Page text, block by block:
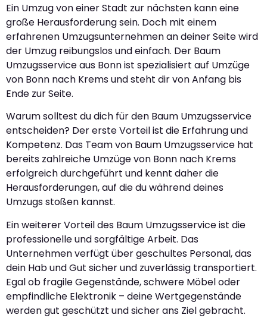
Ein Umzug von einer Stadt zur nächsten kann eine
große Herausforderung sein. Doch mit einem
erfahrenen Umzugsunternehmen an deiner Seite wird
der Umzug reibungslos und einfach. Der Baum
Umzugsservice aus Bonn ist spezialisiert auf Umzüge
von Bonn nach Krems und steht dir von Anfang bis
Ende zur Seite.
Warum solltest du dich für den Baum Umzugsservice
entscheiden? Der erste Vorteil ist die Erfahrung und
Kompetenz. Das Team von Baum Umzugsservice hat
bereits zahlreiche Umzüge von Bonn nach Krems
erfolgreich durchgeführt und kennt daher die
Herausforderungen, auf die du während deines
Umzugs stoßen kannst.
Ein weiterer Vorteil des Baum Umzugsservice ist die
professionelle und sorgfältige Arbeit. Das
Unternehmen verfügt über geschultes Personal, das
dein Hab und Gut sicher und zuverlässig transportiert.
Egal ob fragile Gegenstände, schwere Möbel oder
empfindliche Elektronik – deine Wertgegenstände
werden gut geschützt und sicher ans Ziel gebracht.